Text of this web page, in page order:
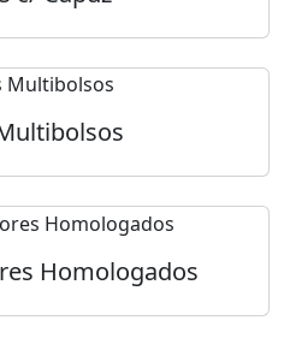
Homologados